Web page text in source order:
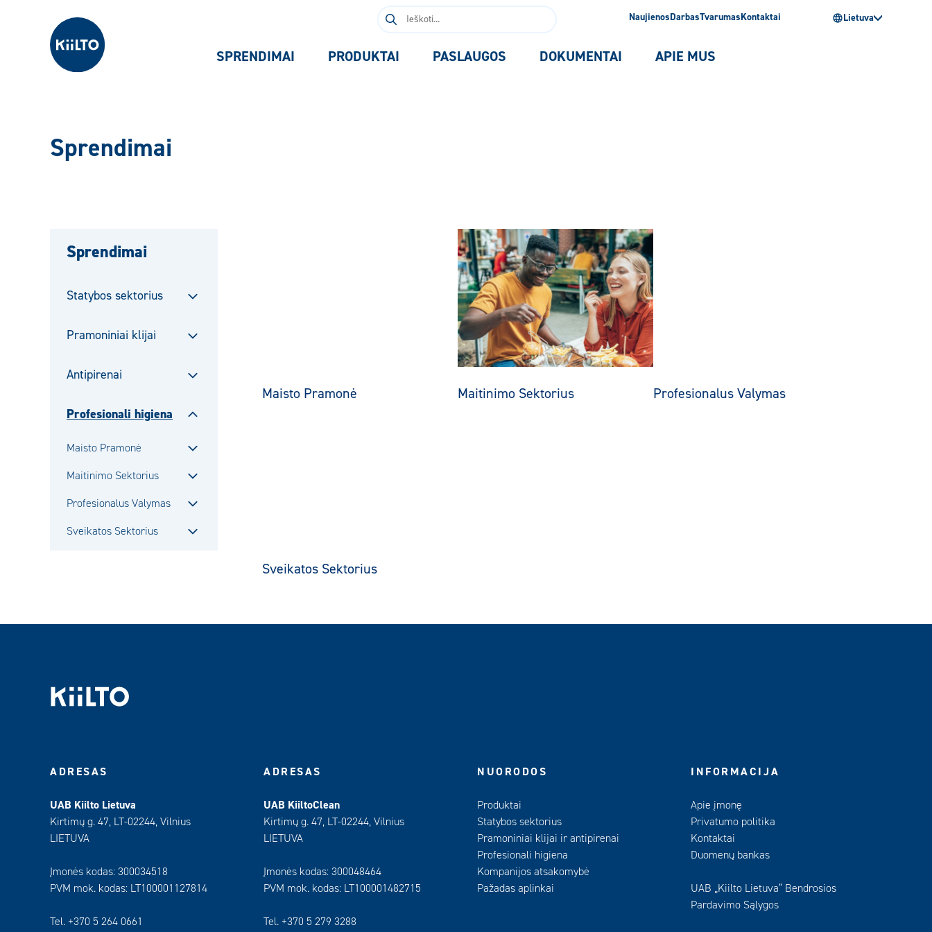
Kiilto Lietuva Ieškoti: NaujienosDarbasTvarumasKontaktai Lietuva
SPRENDIMAI PRODUKTAI PASLAUGOS DOKUMENTAI APIE MUS
Sprendimai
Sprendimai
Statybos sektorius
Pramoniniai klijai
Antipirenai
Profesionali higiena
alavalikko
Maisto Pramonė
alavalikko
Maitinimo Sektorius
alavalikko
Profesionalus Valymas
alavalikko
Sveikatos Sektorius
Maisto Pramonė Maitinimo Sektorius Profesionalus Valymas
Sveikatos Sektorius
ADRESAS
UAB Kiilto Lietuva
Kirtimų g. 47, LT-02244, Vilnius
LIETUVA
Įmonės kodas: 300034518
PVM mok. kodas: LT100001127814
Tel. +370 5 264 0661
ADRESAS
UAB KiiltoClean
Kirtimų g. 47, LT-02244, Vilnius
LIETUVA
Įmonės kodas: 300048464
PVM mok. kodas: LT100001482715
Tel. +370 5 279 3288
NUORODOS
Produktai
Statybos sektorius
Pramoniniai klijai ir antipirenai
Profesionali higiena
Kompanijos atsakomybė
Pažadas aplinkai
INFORMACIJA
Apie įmonę
Privatumo politika
Kontaktai
Duomenų bankas
UAB „Kiilto Lietuva“ Bendrosios
Pardavimo Sąlygos